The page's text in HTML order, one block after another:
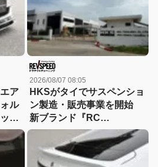
ア
ル
シ
2026/08/07 08:05
HKSがタイでサスペンショ
ン製造・販売事業を開始
新ブランド『RC
Generation』も発売予定